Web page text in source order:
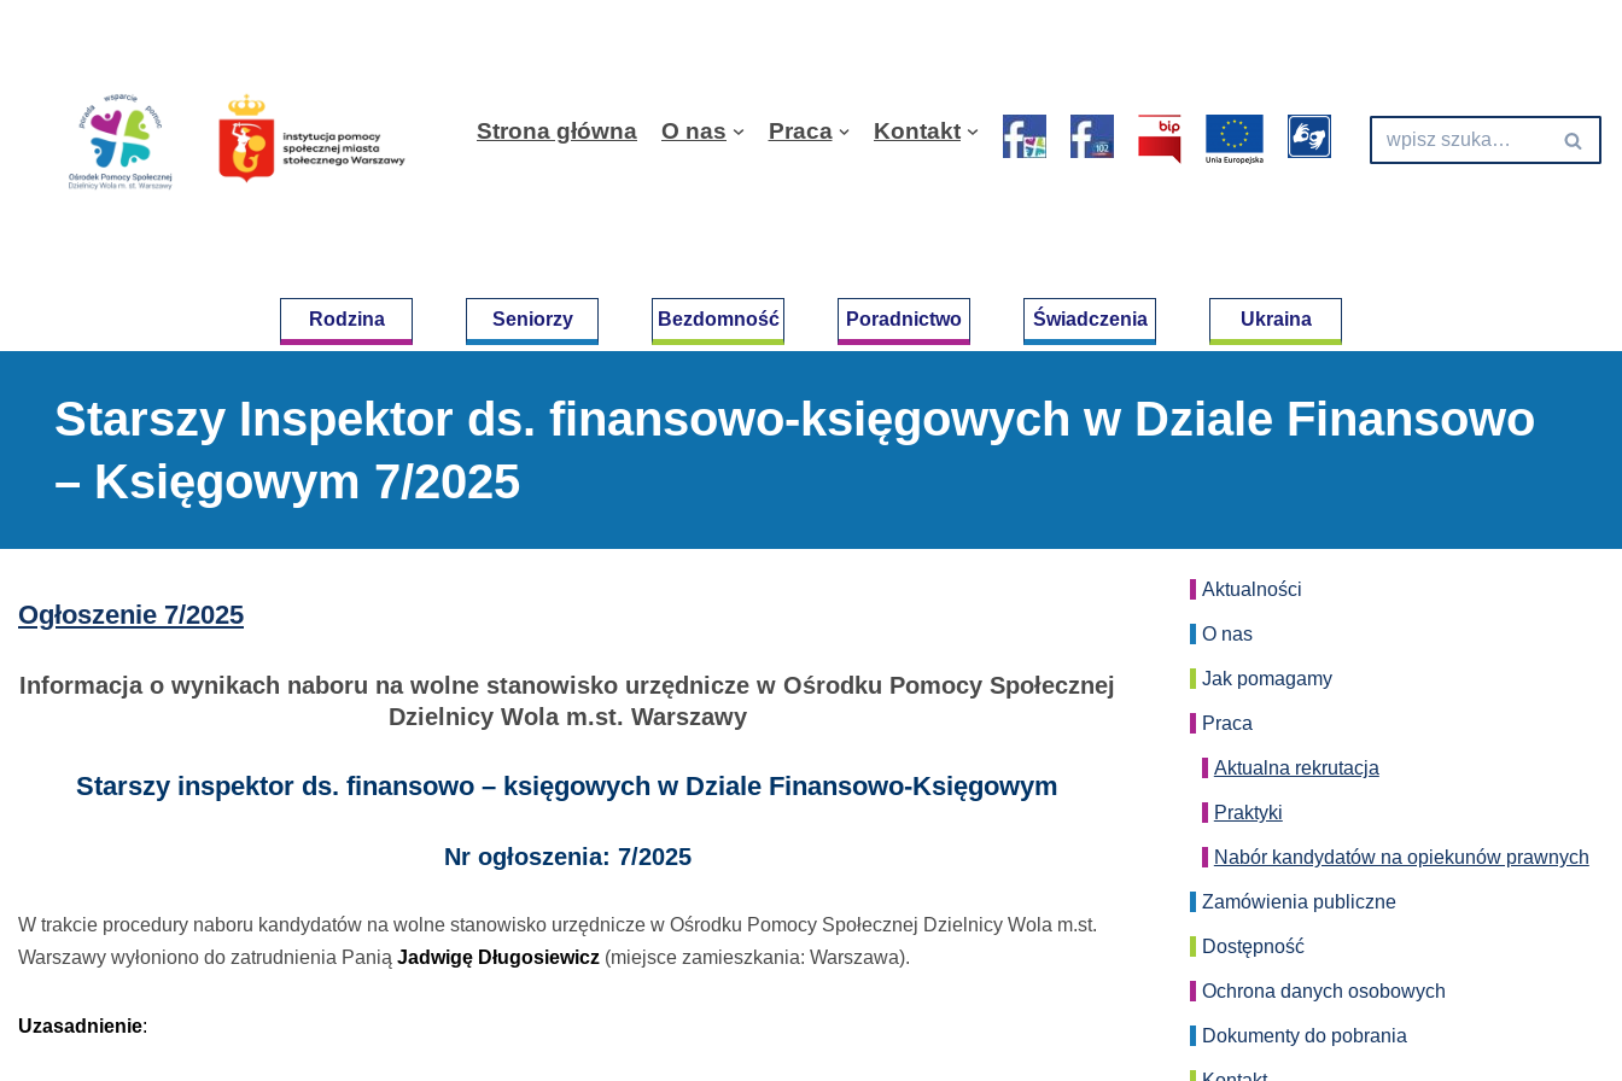
Strona główna O nas Praca Kontakt
Rodzina Seniorzy Bezdomność Poradnictwo Świadczenia Ukraina
Starszy Inspektor ds. finansowo-księgowych w Dziale Finansowo
– Księgowym 7/2025
Ogłoszenie 7/2025
Informacja o wynikach naboru na wolne stanowisko urzędnicze w Ośrodku Pomocy Społecznej
Dzielnicy Wola m.st. Warszawy
Starszy inspektor ds. finansowo – księgowych w Dziale Finansowo-Księgowym
Nr ogłoszenia: 7/2025
W trakcie procedury naboru kandydatów na wolne stanowisko urzędnicze w Ośrodku Pomocy Społecznej Dzielnicy Wola m.st.
Warszawy wyłoniono do zatrudnienia Panią Jadwigę Długosiewicz (miejsce zamieszkania: Warszawa).
Uzasadnienie:
Aktualności
O nas
Jak pomagamy
Praca
Aktualna rekrutacja
Praktyki
Nabór kandydatów na opiekunów prawnych
Zamówienia publiczne
Dostępność
Ochrona danych osobowych
Dokumenty do pobrania